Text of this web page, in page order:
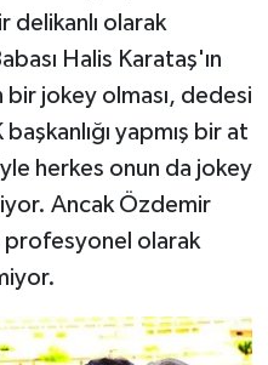
delikanlı olarak
Halis Karataş'ın
jokey olması, dedesi
yapmış bir at
herkes onun da jokey
Ancak Özdemir
profesyonel olarak